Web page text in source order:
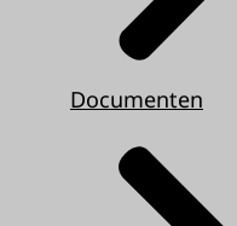
Documenten